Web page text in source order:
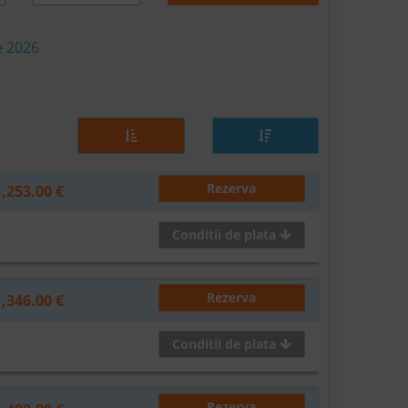
€ Rezerva
Conditii de plata
€ Rezerva
Conditii de plata